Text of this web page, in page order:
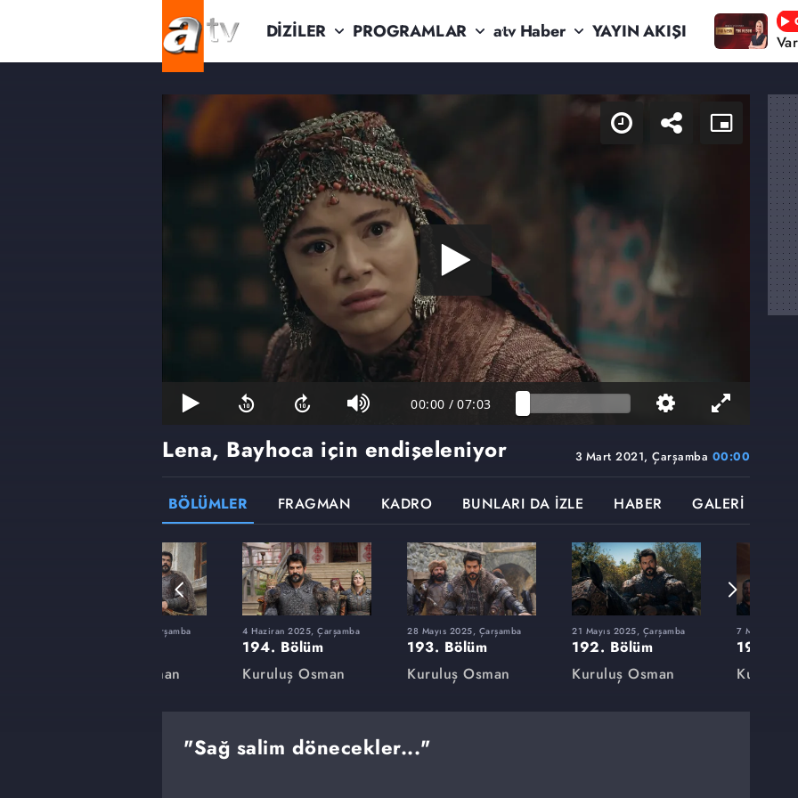
DİZİLER PROGRAMLAR atv Haber YAYIN AKIŞI
00:00 / 07:03
3 Mart 2021, Çarşamba 00:00
Lena, Bayhoca için endişeleniyor
BÖLÜMLER FRAGMAN KADRO BUNLARI DA İZLE HABER GALERİ
12 Şubat 2025, Çarşamba
Kuruluş Osman
4 Haziran 2025, Çarşamba
194. Bölüm
Kuruluş Osman
28 Mayıs 2025, Çarşamba
193. Bölüm
Kuruluş Osman
21 Mayıs 2025, Çarşamba
192. Bölüm
Kuruluş Osman
7 Mayıs 2025,
191.
Kuruluş
"Sağ salim dönecekler..."